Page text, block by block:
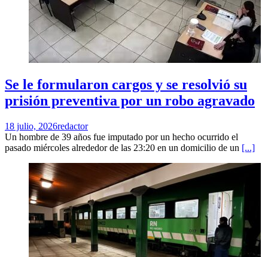
Se le formularon cargos y se resolvió su
prisión preventiva por un robo agravado
18 julio, 2026redactor
Un hombre de 39 años fue imputado por un hecho ocurrido el
pasado miércoles alrededor de las 23:20 en un domicilio de un [...]